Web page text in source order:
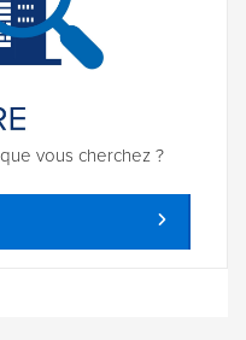
vous cherchez ?